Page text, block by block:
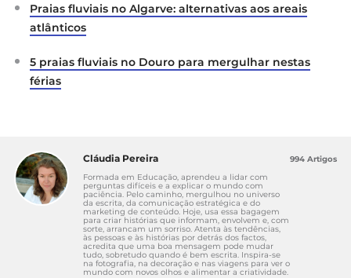
Praias fluviais no Algarve: alternativas aos areais
atlânticos
5 praias fluviais no Douro para mergulhar nestas
férias
Cláudia Pereira
Formada em Educação, aprendeu a lidar com
perguntas difíceis e a explicar o mundo com
paciência. Pelo caminho, mergulhou no universo
da escrita, da comunicação estratégica e do
marketing de conteúdo. Hoje, usa essa bagagem
para criar histórias que informam, envolvem e, com
sorte, arrancam um sorriso. Atenta às tendências,
às pessoas e às histórias por detrás dos factos,
acredita que uma boa mensagem pode mudar
tudo, sobretudo quando é bem escrita. Inspira-se
na fotografia, na decoração e nas viagens para ver o
mundo com novos olhos e alimentar a criatividade.
994 Artigos